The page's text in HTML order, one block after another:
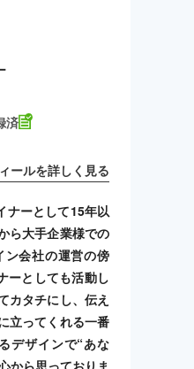
済
ールを詳しく見る
ナーとして15年以
ら大手企業様での
ン会社の運営の傍
ーとしても活動し
カタチにし、伝え
立ってくれる一番
デザインで“あな